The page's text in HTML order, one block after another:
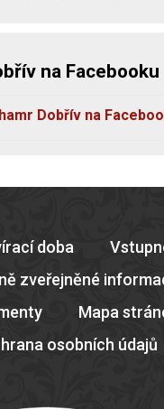
na Facebooku
Dobřív na
doba
zveřejněné
Mapa
osobních údajů